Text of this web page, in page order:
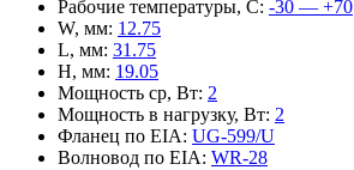
Рабочие температуры, С: -30 — +70
W, мм: 12.75
L, мм: 31.75
H, мм: 19.05
Мощность ср, Вт: 2
Мощность в нагрузку, Вт: 2
Фланец по EIA: UG-599/U
Волновод по EIA: WR-28